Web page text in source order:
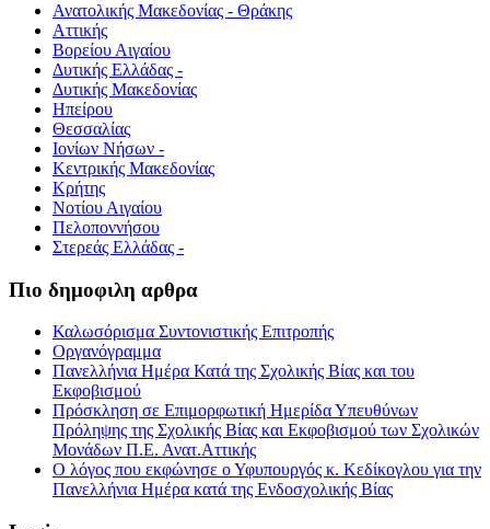
Ανατολικής Μακεδονίας - Θράκης
Αττικής
Βορείου Αιγαίου
Δυτικής Ελλάδας -
Δυτικής Μακεδονίας
Ηπείρου
Θεσσαλίας
Ιονίων Νήσων -
Κεντρικής Μακεδονίας
Κρήτης
Νοτίου Αιγαίου
Πελοποννήσου
Στερεάς Ελλάδας -
Πιο δημοφιλη αρθρα
Καλωσόρισμα Συντονιστικής Επιτροπής
Οργανόγραμμα
Πανελλήνια Ημέρα Κατά της Σχολικής Βίας και του
Εκφοβισμού
Πρόσκληση σε Επιμορφωτική Ημερίδα Υπευθύνων
Πρόληψης της Σχολικής Βίας και Εκφοβισμού των Σχολικών
Μονάδων Π.Ε. Ανατ.Αττικής
Ο λόγος που εκφώνησε ο Υφυπουργός κ. Κεδίκογλου για την
Πανελλήνια Ημέρα κατά της Ενδοσχολικής Βίας